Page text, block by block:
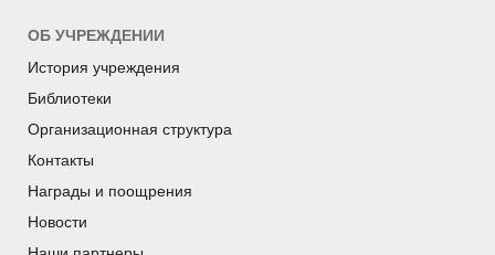
ОБ УЧРЕЖДЕНИИ
История учреждения
Библиотеки
Организационная структура
Контакты
Награды и поощрения
Новости